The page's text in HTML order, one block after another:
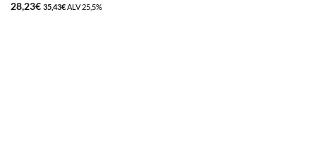
28,23€ 35,43€ALV 25,5%